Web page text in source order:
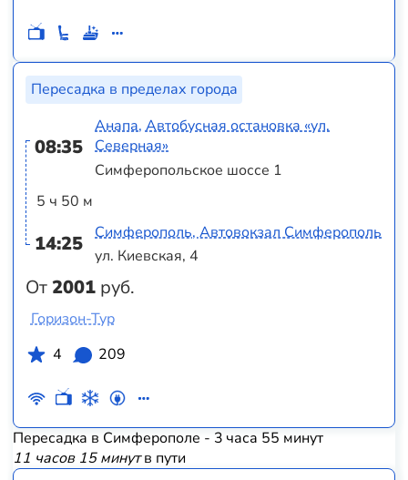
Пересадка в пределах города
08:35
5 ч 50 м
14:25
От2001 руб.
Анапа, Автобусная остановка «ул.
Северная»
Симферопольское шоссе 1
Симферополь, Автовокзал Симферополь
ул. Киевская, 4
Горизон-Тур
4
209
Пересадка в Симферополе - 3 часа 55 минут
11 часов 15 минутв пути